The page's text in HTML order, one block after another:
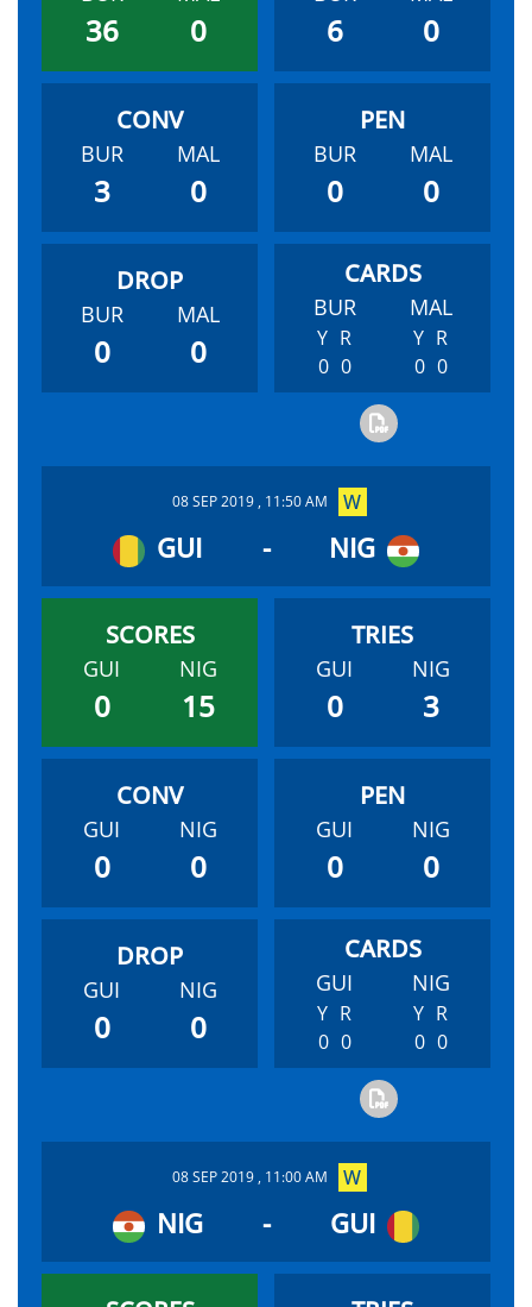
36 0 6 0
BUR MAL
3 0
BUR MAL
0 0
BUR MAL
0 0
BUR MAL
Y R
0 0
Y R
0 0
08 SEP 2019 , 11:50 AM
GUI - NIG
GUI NIG
0 15
GUI NIG
0 3
GUI NIG
0 0
GUI NIG
0 0
GUI NIG
0 0
GUI NIG
Y R
0 0
Y R
0 0
08 SEP 2019 , 11:00 AM
NIG - GUI